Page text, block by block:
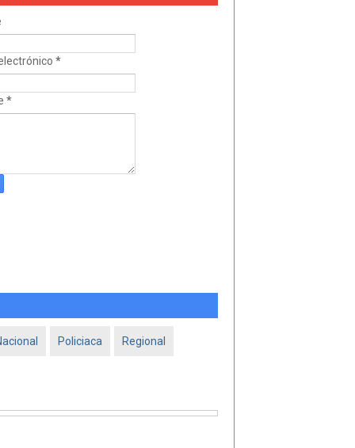
*
*
Policiaca Regional